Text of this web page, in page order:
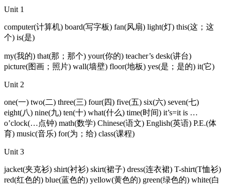
Unit 1
computer(计算机) board(写字板) fan(风扇) light(灯) this(这；这
个) is(是)
my(我的) that(那；那个) your(你的) teacher’s desk(讲台)
picture(图画；照片) wall(墙壁) floor(地板) yes(是；是的) it(它)
Unit 2
one(一) two(二) three(三) four(四) five(五) six(六) seven(七)
eight(八) nine(九) ten(十) what(什么) time(时间) it’s=it is …
o’clock(…点钟) math(数学) Chinese(语文) English(英语) P.E.(体
育) music(音乐) for(为；给) class(课程)
Unit 3
jacket(夹克衫) shirt(衬衫) skirt(裙子) dress(连衣裙) T-shirt(T恤衫)
red(红色的) blue(蓝色的) yellow(黄色的) green(绿色的) white(白